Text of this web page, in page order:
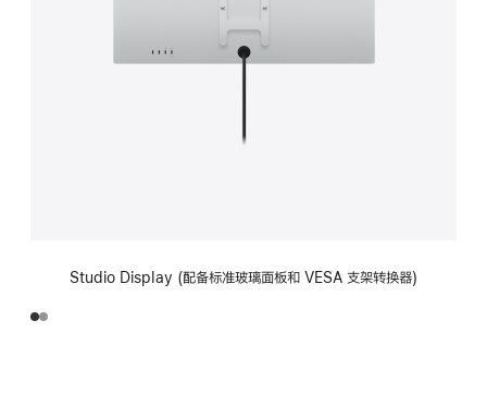
Studio Display (配备标准玻璃面板和 VESA 支架转换器)